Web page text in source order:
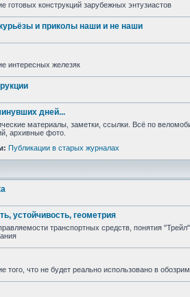
готовых конструкций зарубежных энтузиастов
и приколы наши и не наши
интересных железяк
дней...
материалы, заметки, ссылки. Всё по
архивные фото.
Публикации в старых журналах
устойчивость, геометрия
транспортных средств, понятия
того, что не будет реально использовано в